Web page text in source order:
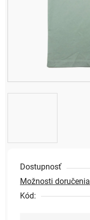
Dostupnosť
Možnosti doručenia
Kód: